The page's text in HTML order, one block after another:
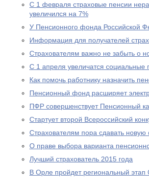
С 1 февраля страховые пенсии
увеличился на 7%
У Пенсионного фонда Российской
Информация для получателей
Страхователям важно не забыть о
С 1 апреля увеличатся социальные
Как помочь работнику назначить
Пенсионный фонд расширяет
ПФР совершенствует Пенсионный
Стартует второй Всероссийский
Страхователям пора сдавать новую
О праве выбора варианта
Лучший страхователь 2015 года
В Орле пройдет региональный